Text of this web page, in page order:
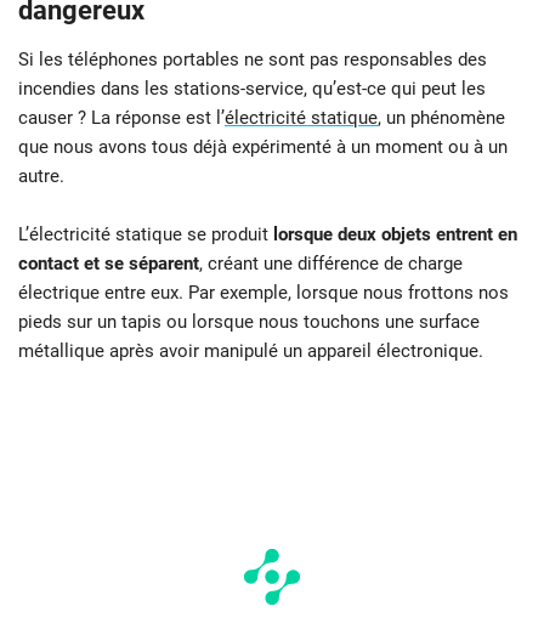
dangereux
Si les téléphones portables ne sont pas responsables des
incendies dans les stations-service, qu’est-ce qui peut les
causer ? La réponse est l’électricité statique, un phénomène
que nous avons tous déjà expérimenté à un moment ou à un
autre.
L’électricité statique se produit lorsque deux objets entrent en
contact et se séparent, créant une différence de charge
électrique entre eux. Par exemple, lorsque nous frottons nos
pieds sur un tapis ou lorsque nous touchons une surface
métallique après avoir manipulé un appareil électronique.